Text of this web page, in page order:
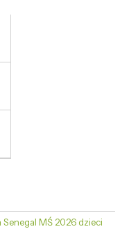
Senegal MŚ 2026 dzieci